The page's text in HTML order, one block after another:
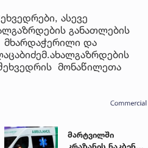
ასევე
განათლების
მხარდაჭერილი და
მონაწილეთა
მარტვილში